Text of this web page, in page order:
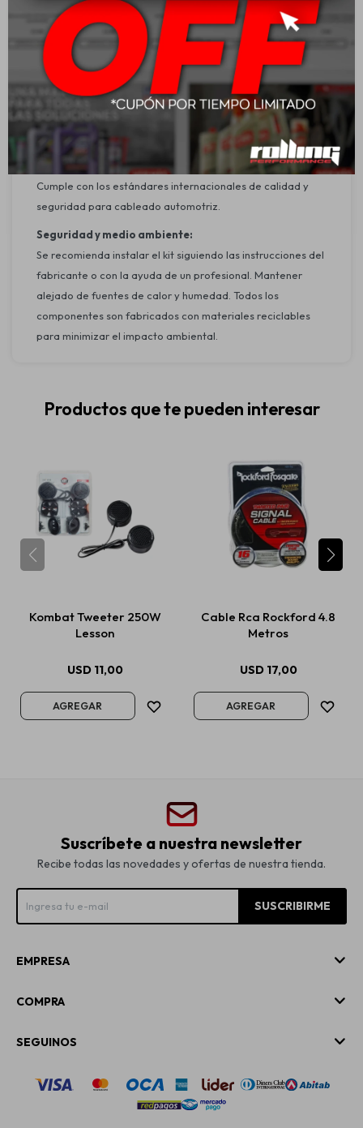
Tubo de telar dividido de 3' para resguardar los cables.
10 sujetacables surtidos para organización y sujeción.
Aplicación:
Recomendado para la instalación de sistemas de audio en
automóviles con una potencia de hasta 700W. Compatible
con amplificadores y equipos de sonido de diversas
marcas.
Homologaciones:
Cumple con los estándares internacionales de calidad y
seguridad para cableado automotriz.
Seguridad y medio ambiente:
Se recomienda instalar el kit siguiendo las instrucciones del
fabricante o con la ayuda de un profesional. Mantener
alejado de fuentes de calor y humedad. Todos los
componentes son fabricados con materiales reciclables
para minimizar el impacto ambiental.
Productos que te pueden interesar
Kombat Tweeter 250W
Lesson
USD 11,00
Cable Rca Rockford 4.8
Metros
USD 17,00
Suscríbete a nuestra newsletter
Recibe todas las novedades y ofertas de nuestra tienda.
SUSCRIBIRME
EMPRESA
COMPRA
SEGUINOS